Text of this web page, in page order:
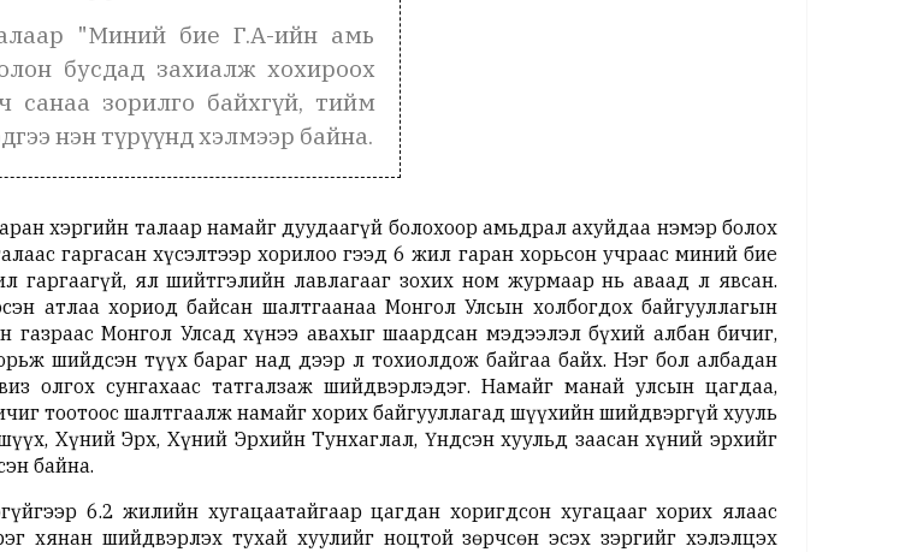
"Миний бие Г.А-ийн амь
бусдад захиалж хохироох
санаа зорилго байхгүй, тийм
нэн түрүүнд хэлмээр байна.
хэргийн талаар намайг дуудаагүй болохоор амьдрал ахуйдаа нэмэр болох
гаргасан хүсэлтээр хорилоо гээд 6 жил гаран хорьсон учраас миний бие
гаргаагүй, ял шийтгэлийн лавлагааг зохих ном журмаар нь аваад л явсан.
атлаа хориод байсан шалтгаанаа Монгол Улсын холбогдох байгууллагын
газраас Монгол Улсад хүнээ авахыг шаардсан мэдээлэл бүхий албан бичиг,
шийдсэн түүх бараг над дээр л тохиолдож байгаа байх. Нэг бол албадан
олгох сунгахаас татгалзаж шийдвэрлэдэг. Намайг манай улсын цагдаа,
тоотоос шалтгаалж намайг хорих байгууллагад шүүхийн шийдвэргүй хууль
Хүний Эрх, Хүний Эрхийн Тунхаглал, Үндсэн хуульд заасан хүний эрхийг
байна.
6.2 жилийн хугацаатайгаар цагдан хоригдсон хугацааг хорих ялаас
хянан шийдвэрлэх тухай хуулийг ноцтой зөрчсөн эсэх зэргийг хэлэлцэх